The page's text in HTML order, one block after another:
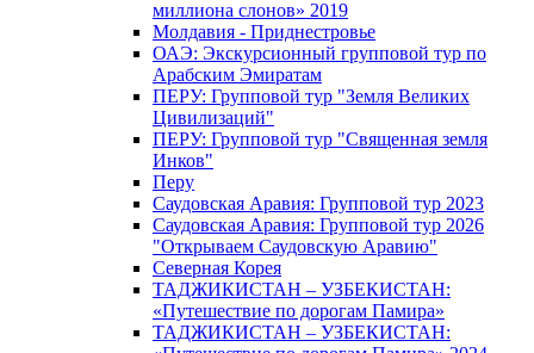
миллиона слонов» 2019
Молдавия - Приднестровье
ОАЭ: Экскурсионный групповой тур по
Арабским Эмиратам
ПЕРУ: Групповой тур "Земля Великих
Цивилизаций"
ПЕРУ: Групповой тур "Священная земля
Инков"
Перу
Саудовская Аравия: Групповой тур 2023
Саудовская Аравия: Групповой тур 2026
"Открываем Саудовскую Аравию"
Северная Корея
ТАДЖИКИСТАН – УЗБЕКИСТАН:
«Путешествие по дорогам Памира»
ТАДЖИКИСТАН – УЗБЕКИСТАН: